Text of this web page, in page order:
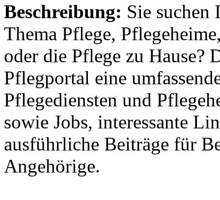
Beschreibung: Sie suchen
Thema Pflege,
oder die Pflege zu Hause?
Pflegportal eine
Pflegediensten und
sowie Jobs, interessante
ausführliche Beiträge für
Angehörige.